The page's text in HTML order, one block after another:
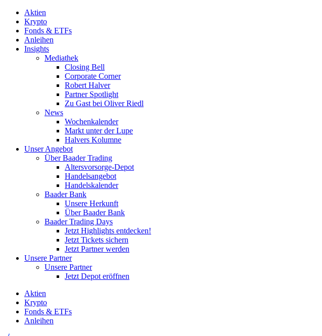
Aktien
Krypto
Fonds & ETFs
Anleihen
Insights
Mediathek
Closing Bell
Corporate Corner
Robert Halver
Partner Spotlight
Zu Gast bei Oliver Riedl
News
Wochenkalender
Markt unter der Lupe
Halvers Kolumne
Unser Angebot
Über Baader Trading
Altersvorsorge-Depot
Handelsangebot
Handelskalender
Baader Bank
Unsere Herkunft
Über Baader Bank
Baader Trading Days
Jetzt Highlights entdecken!
Jetzt Tickets sichern
Jetzt Partner werden
Unsere Partner
Unsere Partner
Jetzt Depot eröffnen
Aktien
Krypto
Fonds & ETFs
Anleihen